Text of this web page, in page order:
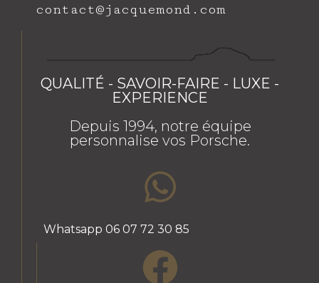
contact@jacquemond.com
QUALITÉ - SAVOIR-FAIRE - LUXE -
EXPERIENCE
Depuis 1994, notre équipe
personnalise vos Porsche.
Whatsapp 06 07 72 30 85